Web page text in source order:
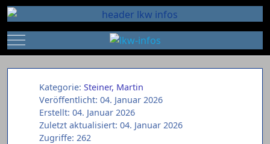
Mobile Menu Toggle
Kategorie: Steiner, Martin
Veröffentlicht: 04. Januar 2026
Erstellt: 04. Januar 2026
Zuletzt aktualisiert: 04. Januar 2026
Zugriffe: 262